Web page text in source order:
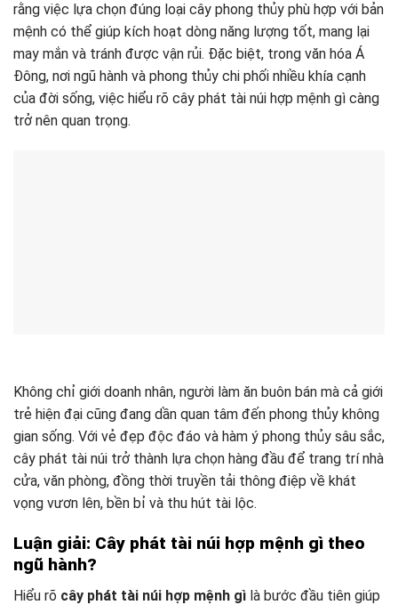
rằng việc lựa chọn đúng loại cây phong thủy phù hợp với bản
mệnh có thể giúp kích hoạt dòng năng lượng tốt, mang lại
may mắn và tránh được vận rủi. Đặc biệt, trong văn hóa Á
Đông, nơi ngũ hành và phong thủy chi phối nhiều khía cạnh
của đời sống, việc hiểu rõ cây phát tài núi hợp mệnh gì càng
trở nên quan trọng.
Không chỉ giới doanh nhân, người làm ăn buôn bán mà cả giới
trẻ hiện đại cũng đang dần quan tâm đến phong thủy không
gian sống. Với vẻ đẹp độc đáo và hàm ý phong thủy sâu sắc,
cây phát tài núi trở thành lựa chọn hàng đầu để trang trí nhà
cửa, văn phòng, đồng thời truyền tải thông điệp về khát
vọng vươn lên, bền bỉ và thu hút tài lộc.
Luận giải: Cây phát tài núi hợp mệnh gì theo
ngũ hành?
Hiểu rõ cây phát tài núi hợp mệnh gì là bước đầu tiên giúp